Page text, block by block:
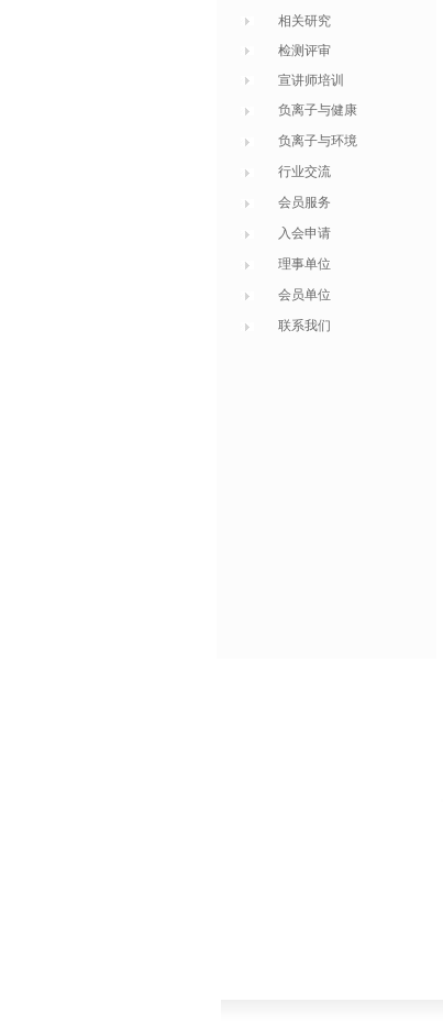
相关研究
检测评审
宣讲师培训
负离子与健康
负离子与环境
行业交流
会员服务
入会申请
理事单位
会员单位
联系我们